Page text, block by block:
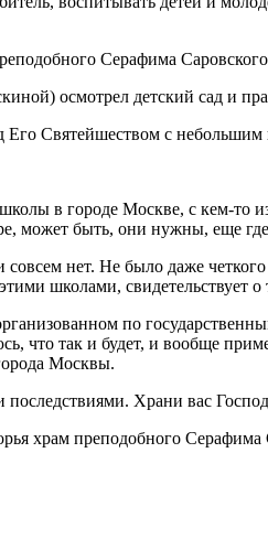
Серафима
осмотрел детский сад и
Его Святейшеством с небольшим
в городе Москве, с кем-то
может быть, они нужны, еще
нет. Не было даже
школами, свидетельствует
по
так и будет, и вообще
Москвы.
Храни вас
храм преподобного Серафима